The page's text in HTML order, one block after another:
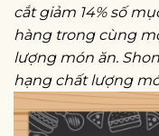
cắt giảm 14% số
hàng trong cùng
lượng món ăn.
hạng chất lượng